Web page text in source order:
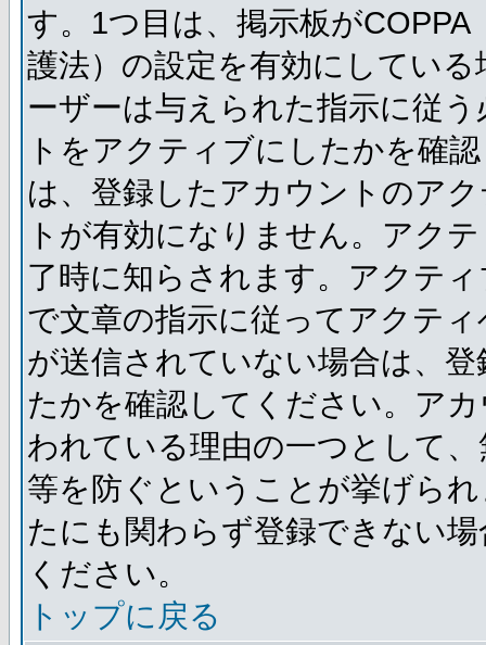
す。1つ目は、掲示板が
護法）の設定を有効にしてい
ーザーは与えられた指示に従
トをアクティブにしたかを確
は、登録したアカウントのア
トが有効になりません。アク
了時に知らされます。アクテ
で文章の指示に従ってアクテ
が送信されていない場合は、
たかを確認してください。ア
われている理由の一つとして
等を防ぐということが挙げら
たにも関わらず登録できない
ください。
トップに戻る